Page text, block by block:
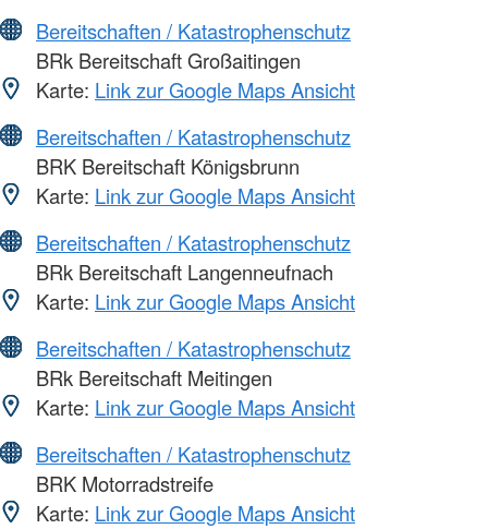
Bereitschaften / Katastrophenschutz
BRk Bereitschaft Großaitingen
Karte: Link zur Google Maps Ansicht
Bereitschaften / Katastrophenschutz
BRK Bereitschaft Königsbrunn
Karte: Link zur Google Maps Ansicht
Bereitschaften / Katastrophenschutz
BRk Bereitschaft Langenneufnach
Karte: Link zur Google Maps Ansicht
Bereitschaften / Katastrophenschutz
BRk Bereitschaft Meitingen
Karte: Link zur Google Maps Ansicht
Bereitschaften / Katastrophenschutz
BRK Motorradstreife
Karte: Link zur Google Maps Ansicht